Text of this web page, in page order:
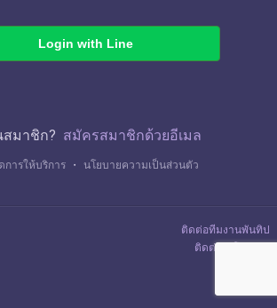
Login with Line
สมาชิก? สมัครสมาชิกด้วยอีเมล
ารให้บริการ ・ นโยบายความเป็นส่วนตัว
ติดต่อทีมงานพันทิป
ติดต่อลงโฆษณา